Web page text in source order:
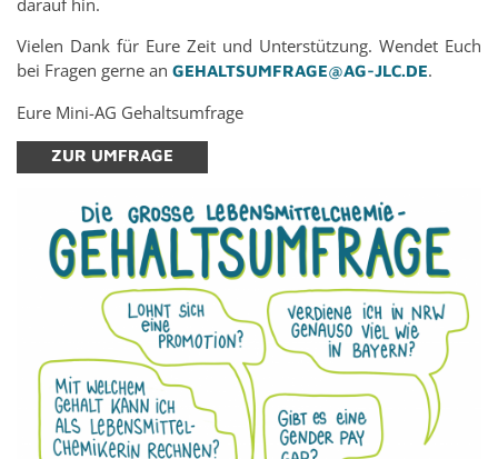
Vie­len Dank für Eure Zeit und Un­ter­stüt­zung. Wen­det Euch
bei Fra­gen gerne an GE­HALTS­UM­FRA­GE@​AG-​JLC.​DE.
Eure Mini-AG Ge­halts­um­fra­ge
ZUR UM­FRA­GE